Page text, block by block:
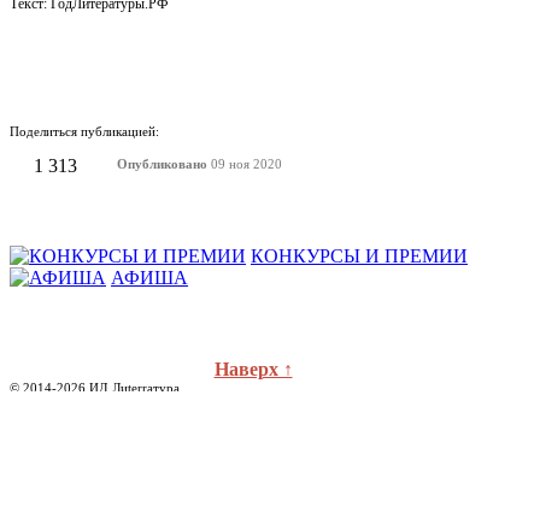
Текст: ГодЛитературы.РФ
Поделиться публикацией:
1 313 Опубликовано 09 ноя 2020
КОНКУРСЫ И ПРЕМИИ
АФИША
Наверх ↑
© 2014-2026 ИД Лиterraтура